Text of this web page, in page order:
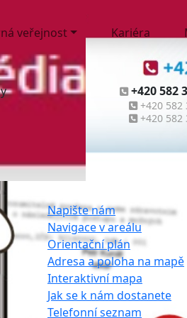
veřejnost Kariéra
+420 582
+420 582
+420 582
Napište nám
Navigace v areálu
Orientační plán
Adresa a poloha na mapě
Interaktivní mapa
Jak se k nám dostanete
Telefonní seznam